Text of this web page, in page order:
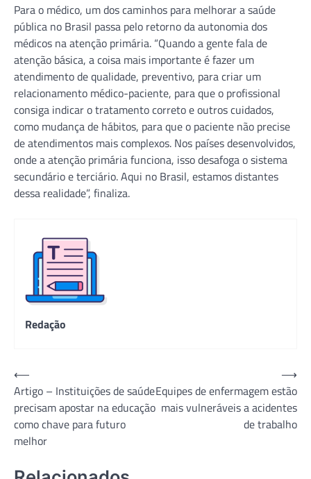
Para o médico, um dos caminhos para melhorar a saúde
pública no Brasil passa pelo retorno da autonomia dos
médicos na atenção primária. “Quando a gente fala de
atenção básica, a coisa mais importante é fazer um
atendimento de qualidade, preventivo, para criar um
relacionamento médico-paciente, para que o profissional
consiga indicar o tratamento correto e outros cuidados,
como mudança de hábitos, para que o paciente não precise
de atendimentos mais complexos. Nos países desenvolvidos,
onde a atenção primária funciona, isso desafoga o sistema
secundário e terciário. Aqui no Brasil, estamos distantes
dessa realidade”, finaliza.
Redação
Navegação
de
Post
⟵
Artigo – Instituições de saúde
precisam apostar na educação
como chave para futuro
melhor
Equipes de enfermagem estão
mais vulneráveis a acidentes
de trabalho
⟶